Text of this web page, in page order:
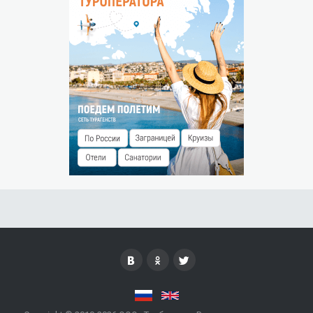
следующего дня.
Штраф за незаезд — % от суммы предоплаты.
РАЗМЕЩЕНИЕ ДЕТЕЙ
Бесплатно без предоставления места до 5 лет
Проживание детей до 5 лет без отдельного места –
бесплатно. Предоставляется скидка на питание.
ОСОБЫЕ УСЛОВИЯ
Сезон работы: с 01 июня до 30 сентября
Возможен заезд на срок не менее 2 суток.